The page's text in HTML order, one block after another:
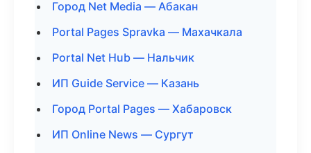
Город Net Media — Абакан
Portal Pages Spravka — Махачкала
Portal Net Hub — Нальчик
ИП Guide Service — Казань
Город Portal Pages — Хабаровск
ИП Online News — Сургут